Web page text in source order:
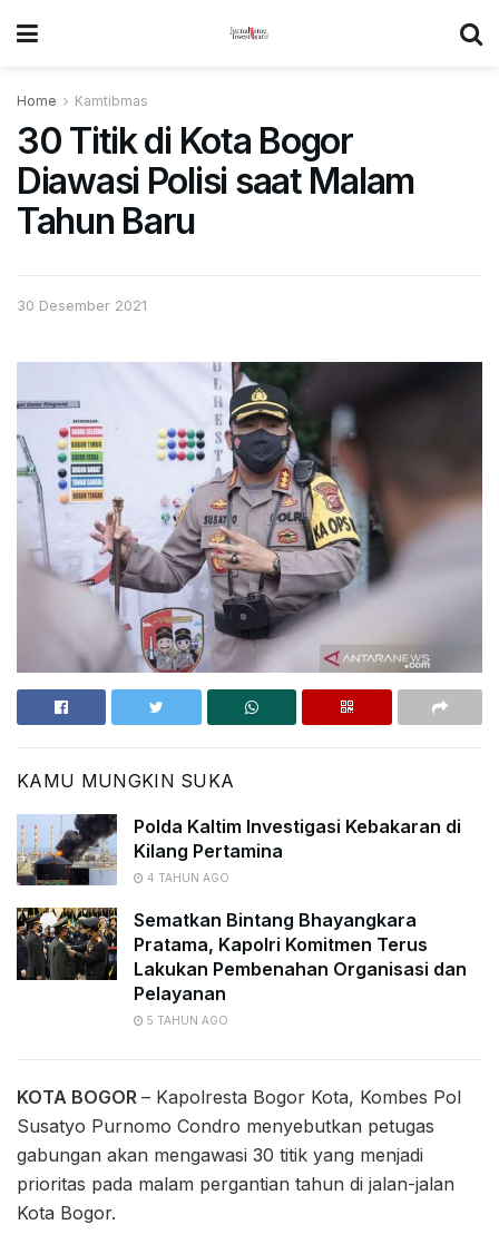
Home Kamtibmas
30 Titik di Kota Bogor
Diawasi Polisi saat Malam
Tahun Baru
30 Desember 2021
KAMU MUNGKIN SUKA
Polda Kaltim Investigasi Kebakaran di
Kilang Pertamina
4 TAHUN AGO
Sematkan Bintang Bhayangkara
Pratama, Kapolri Komitmen Terus
Lakukan Pembenahan Organisasi dan
Pelayanan
5 TAHUN AGO
KOTA BOGOR – Kapolresta Bogor Kota, Kombes Pol
Susatyo Purnomo Condro menyebutkan petugas
gabungan akan mengawasi 30 titik yang menjadi
prioritas pada malam pergantian tahun di jalan-jalan
Kota Bogor.